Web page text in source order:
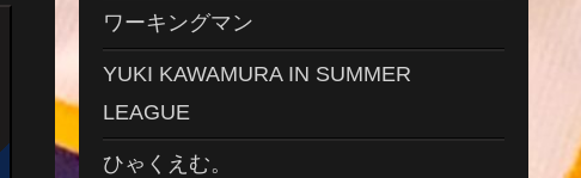
ワーキングマン
YUKI KAWAMURA IN SUMMER
LEAGUE
ひゃくえむ。